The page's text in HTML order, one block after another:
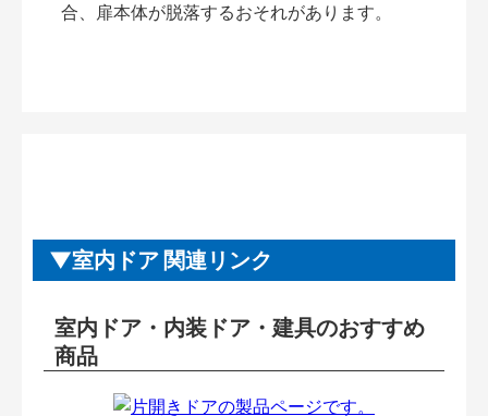
合、扉本体が脱落するおそれがあります。
室内ドア 関連リンク
室内ドア・内装ドア・建具のおすすめ
商品